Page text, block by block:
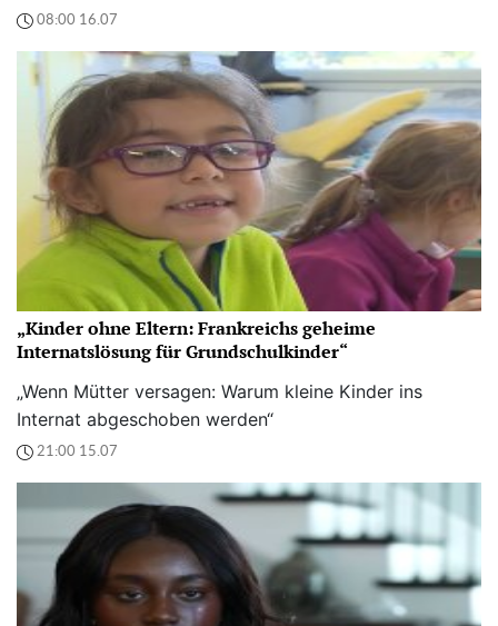
08:00 16.07
„Kinder ohne Eltern: Frankreichs geheime
Internatslösung für Grundschulkinder“
„Wenn Mütter versagen: Warum kleine Kinder ins
Internat abgeschoben werden“
21:00 15.07